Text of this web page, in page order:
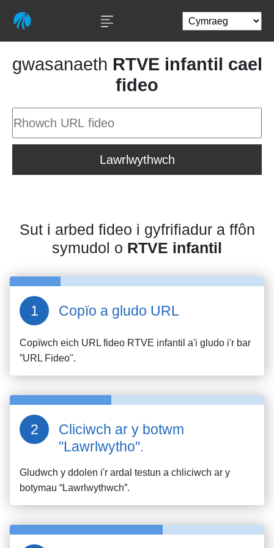
gwasanaeth RTVE infantil cael
fideo
Lawrlwythwch
Sut i arbed fideo i gyfrifiadur a ffôn
symudol o RTVE infantil
Copïo a gludo URL
Copïwch eich URL fideo RTVE infantil a'i gludo i'r bar
”URL Fideo".
Cliciwch ar y botwm
"Lawrlwytho".
Gludwch y ddolen i'r ardal testun a chliciwch ar y
botymau “Lawrlwythwch”.